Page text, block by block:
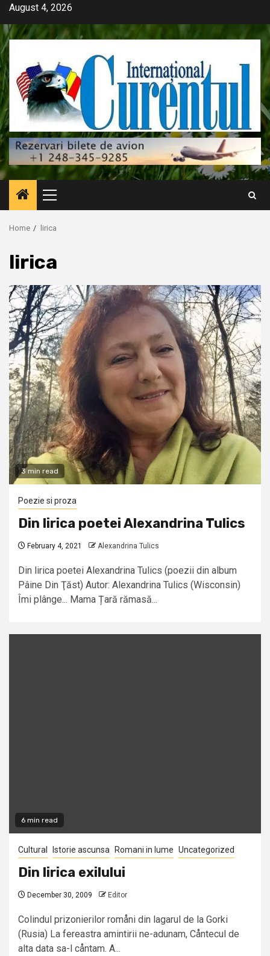
Skip
content
August 4, 2026
Primary
Menu
Home lirica
lirica
3 min read
Poezie si proza
Din lirica poetei Alexandrina Tulics
February 4, 2021 Alexandrina Tulics
Din lirica poetei Alexandrina Tulics (poezii din album
Pâine Din Ţăst) Autor: Alexandrina Tulics (Wisconsin)
Îmi plânge... Mama Țară rămasă...
6 min read
Cultural Istorie ascunsa Romani in lume Uncategorized
Din lirica exilului
December 30, 2009 Editor
Colindul prizonierilor romåni din lagarul de la Gorki
(Rusia) La fereastra amintirii ne-adunam, Cåntecul de
alta data sa-l cåntam. A...